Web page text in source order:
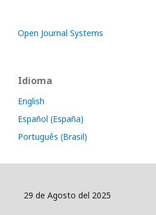
Open Journal Systems
Idioma
English
Español (España)
Português (Brasil)
29 de Agosto del 2025